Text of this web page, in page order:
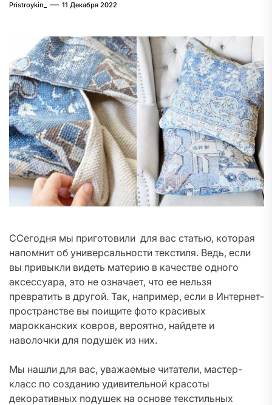
Pristroykin_ 11 Декабря 2022
ССегодня мы приготовили для вас статью, которая
напомнит об универсальности текстиля. Ведь, если
вы привыкли видеть материю в качестве одного
аксессуара, это не означает, что ее нельзя
превратить в другой. Так, например, если в Интернет-
пространстве вы поищите фото красивых
марокканских ковров, вероятно, найдете и
наволочки для подушек из них.
Мы нашли для вас, уважаемые читатели, мастер-
класс по созданию удивительной красоты
декоративных подушек на основе текстильных